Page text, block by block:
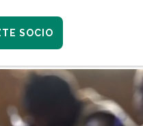
SOCIO